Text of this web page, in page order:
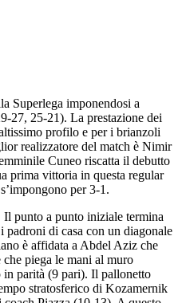
Superlega imponendosi a
27, 25-21). La prestazione dei
profilo e per i brianzoli
realizzatore del match è Nimir
Cuneo riscatta il debutto
prima vittoria in questa regular
per 3-1.
punto a punto iniziale termina
di casa con un diagonale
è affidata a Abdel Aziz che
piega le mani al muro
parità (9 pari). Il pallonetto
stratosferico di Kozamernik